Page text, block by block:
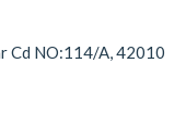
Cd NO:114/A, 42010